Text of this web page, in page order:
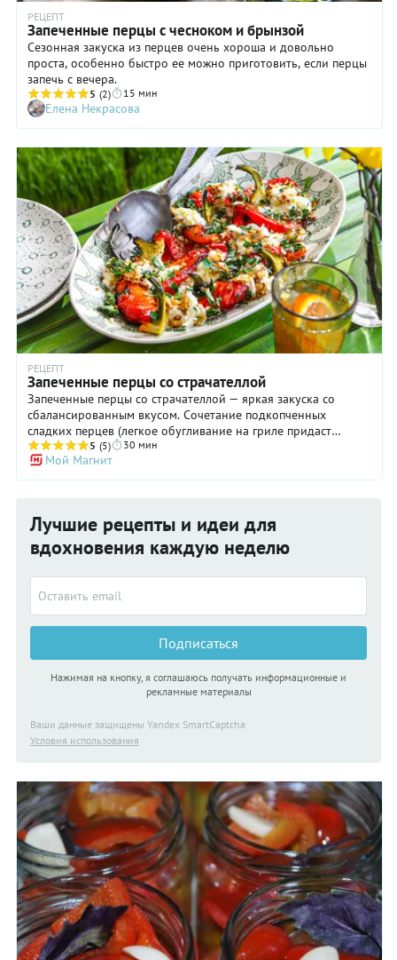
РЕЦЕПТ
Запеченные перцы с чесноком и брынзой
Сезонная закуска из перцев очень хороша и довольно
проста, особенно быстро ее можно приготовить, если перцы
запечь с вечера.
5 (2) 15 мин
Елена Некрасова
РЕЦЕПТ
Запеченные перцы со страчателлой
Запеченные перцы со страчателлой — яркая закуска со
сбалансированным вкусом. Сочетание подкопченных
сладких перцев (легкое обугливание на гриле придаст
перцам копченый аромат), нежной сливочной страчателлы,
насыщенного соуса из лимонного сока с оливковым маслом
и чесноком, хрустящего сушеного жареного лука и мелко
или домашнему лимонаду с мятой или тархуном.
5 (5) 30 мин
Мой Магнит
Лучшие рецепты и идеи для
вдохновения каждую неделю
Подписаться
Нажимая на кнопку, я соглашаюсь получать информационные и
рекламные материалы
Ваши данные защищены Yandex SmartCaptcha
Условия использования